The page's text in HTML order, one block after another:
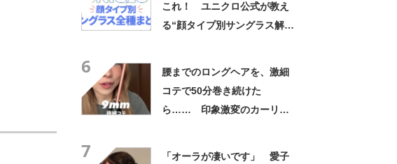
これ！ ユニクロ公式が教え
る“顔タイプ別サングラス解
6
腰までのロングヘアを、激細
コテで50分巻き続けた
ら…… 印象激変のカーリー
7
「オーラが凄いです」 愛子